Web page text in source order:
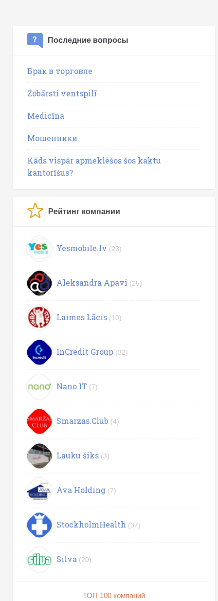
Последние вопросы
Брак в торговле
Zobārsti ventspilī
Medicīna
Мошенники
Kāds vispār apmeklēšos šos kaktu
kantorīšus?
Рейтинг компании
Yesmobile.lv (23)
Aleksandra Apavi (25)
Laimes Lācis (10)
InCredit Group (32)
Nano IT (7)
Smarzas.Club (4)
Lauku šiks (3)
Ava Holding (7)
StockholmHealth (37)
Silva (20)
ТОП 100 компаний